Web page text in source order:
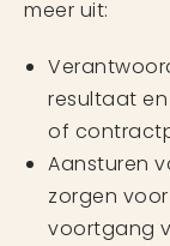
meer uit:
resultaat
of
Aansturen
zorgen
voortgang